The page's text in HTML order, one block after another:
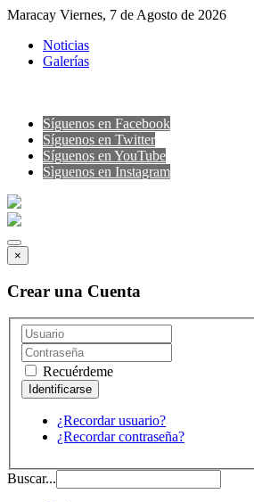
Maracay Viernes, 7 de Agosto de 2026
Noticias
Galerías
Síguenos en Facebook
Síguenos en Twitter
Síguenos en YouTube
Sìguenos en Instagram
×
Crear una Cuenta
Recuérdeme
¿Recordar usuario?
¿Recordar contraseña?
Buscar...